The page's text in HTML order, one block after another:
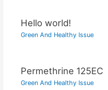
Hello world!
Green And Healthy Issue
Permethrine 125EC
Green And Healthy Issue